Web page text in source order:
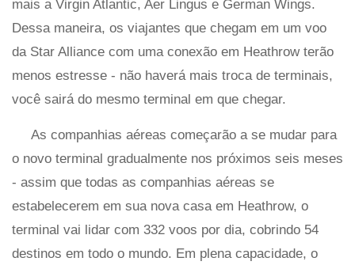
mais a Virgin Atlantic, Aer Lingus e German Wings.
Dessa maneira, os viajantes que chegam em um voo
da Star Alliance com uma conexão em Heathrow terão
menos estresse - não haverá mais troca de terminais,
você sairá do mesmo terminal em que chegar.
As companhias aéreas começarão a se mudar para
o novo terminal gradualmente nos próximos seis meses
- assim que todas as companhias aéreas se
estabelecerem em sua nova casa em Heathrow, o
terminal vai lidar com 332 voos por dia, cobrindo 54
destinos em todo o mundo. Em plena capacidade, o